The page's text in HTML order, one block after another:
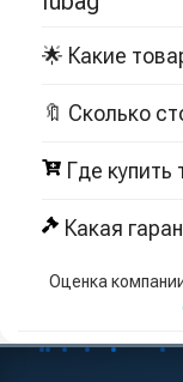
🌟 Какие
🔖 Сколько
Где купить
Какая
Оценка